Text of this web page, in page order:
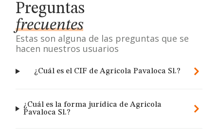
Preguntas
frecuentes
Estas son alguna de las preguntas que se
hacen nuestros usuarios
¿Cuál es el CIF de Agricola Pavaloca Sl.?
¿Cuál es la forma jurídica de Agricola
Pavaloca Sl.?